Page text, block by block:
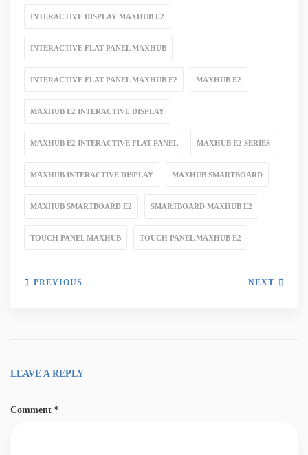
INTERACTIVE DISPLAY MAXHUB E2
INTERACTIVE FLAT PANEL MAXHUB
INTERACTIVE FLAT PANEL MAXHUB E2 MAXHUB E2
MAXHUB E2 INTERACTIVE DISPLAY
MAXHUB E2 INTERACTIVE FLAT PANEL MAXHUB E2 SERIES
MAXHUB INTERACTIVE DISPLAY MAXHUB SMARTBOARD
MAXHUB SMARTBOARD E2 SMARTBOARD MAXHUB E2
TOUCH PANEL MAXHUB TOUCH PANEL MAXHUB E2
PREVIOUS NEXT
LEAVE A REPLY
Comment *